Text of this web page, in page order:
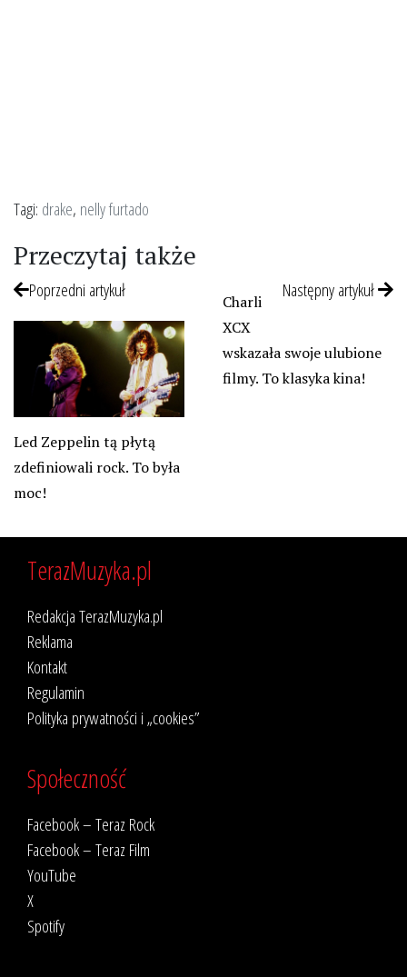
Tagi: drake, nelly furtado
Przeczytaj także
Poprzedni artykuł
Led Zeppelin tą płytą
zdefiniowali rock. To była
moc!
Następny artykuł
Charli
XCX
wskazała swoje ulubione
filmy. To klasyka kina!
TerazMuzyka.pl
Redakcja TerazMuzyka.pl
Reklama
Kontakt
Regulamin
Polityka prywatności i „cookies”
Społeczność
Facebook – Teraz Rock
Facebook – Teraz Film
YouTube
X
Spotify